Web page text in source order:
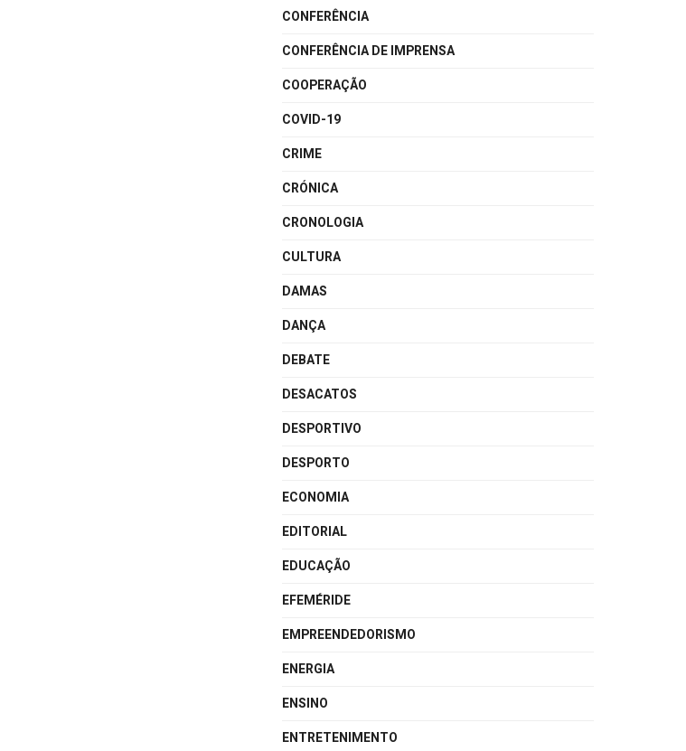
CONFERÊNCIA
CONFERÊNCIA DE IMPRENSA
COOPERAÇÃO
COVID-19
CRIME
CRÓNICA
CRONOLOGIA
CULTURA
DAMAS
DANÇA
DEBATE
DESACATOS
DESPORTIVO
DESPORTO
ECONOMIA
EDITORIAL
EDUCAÇÃO
EFEMÉRIDE
EMPREENDEDORISMO
ENERGIA
ENSINO
ENTRETENIMENTO